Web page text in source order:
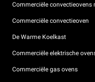
Commerciële
Commerciële convectieoven
De Warme Koelkast
Commerciële elektrische
Commerciële gas ovens